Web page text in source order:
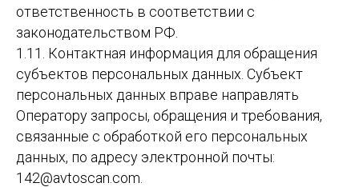
ответственность в соответствии с
законодательством РФ.
1.11. Контактная информация для обращения
субъектов персональных данных. Субъект
персональных данных вправе направлять
Оператору запросы, обращения и требования,
связанные с обработкой его персональных
данных, по адресу электронной почты:
142@avtoscan.com.